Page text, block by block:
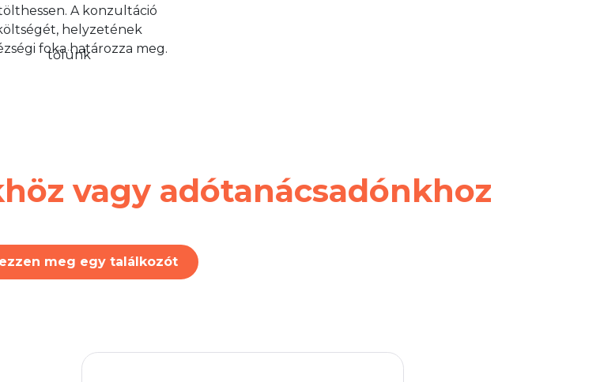
A konzultáció
helyzetének
foka határozza meg.
vagy adótanácsadónkhoz
meg egy találkozót